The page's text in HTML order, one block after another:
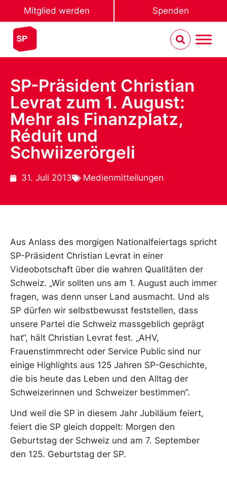
Mitglied werden Spenden
SP-Präsident Christian
Levrat zum 1. August:
Mehr als Finanzplatz,
Réduit und
Schwiizerörgeli
31. Juli 2013 Medienmitteilungen
Aus Anlass des morgigen Nationalfeiertags spricht
SP-Präsident Christian Levrat in einer
Videobotschaft über die wahren Qualitäten der
Schweiz. „Wir sollten uns am 1. August auch immer
fragen, was denn unser Land ausmacht. Und als
SP dürfen wir selbstbewusst feststellen, dass
unsere Partei die Schweiz massgeblich geprägt
hat“, hält Christian Levrat fest. „AHV,
Frauenstimmrecht oder Service Public sind nur
einige Highlights aus 125 Jahren SP-Geschichte,
die bis heute das Leben und den Alltag der
Schweizerinnen und Schweizer bestimmen“.
Und weil die SP in diesem Jahr Jubiläum feiert,
feiert die SP gleich doppelt: Morgen den
Geburtstag der Schweiz und am 7. September
den 125. Geburtstag der SP.